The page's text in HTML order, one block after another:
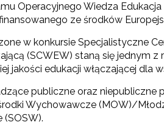
Operacyjnego Wiedza
ze środków
w konkursie Specjalistyczne
(SCWEW) staną się jednym
jakości edukacji włączającej dla
publiczne oraz niepubliczne
Wychowawcze (MOW)/